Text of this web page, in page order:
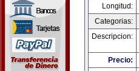
Longitud:
Categorias:
Descripcion:
Precio: